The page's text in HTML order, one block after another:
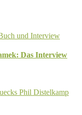
Das Interview